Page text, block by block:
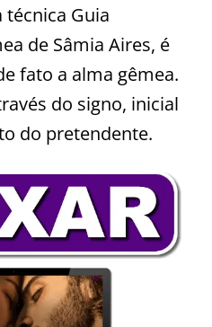
técnica Guia
de Sâmia Aires, é
fato a alma gêmea.
do signo, inicial
do pretendente.